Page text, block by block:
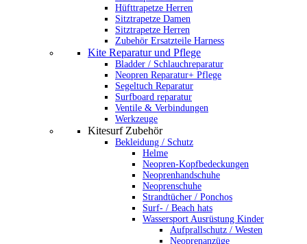
Hüfttrapetze Herren
Sitztrapetze Damen
Sitztrapetze Herren
Zubehör Ersatzteile Harness
Kite Reparatur und Pflege
Bladder / Schlauchreparatur
Neopren Reparatur+ Pflege
Segeltuch Reparatur
Surfboard reparatur
Ventile & Verbindungen
Werkzeuge
Kitesurf Zubehör
Bekleidung / Schutz
Helme
Neopren-Kopfbedeckungen
Neoprenhandschuhe
Neoprenschuhe
Strandtücher / Ponchos
Surf- / Beach hats
Wassersport Ausrüstung Kinder
Aufprallschutz / Westen
Neoprenanzüge